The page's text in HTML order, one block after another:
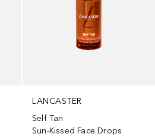
LANCASTER
Self Tan
Sun-Kissed Face Drops